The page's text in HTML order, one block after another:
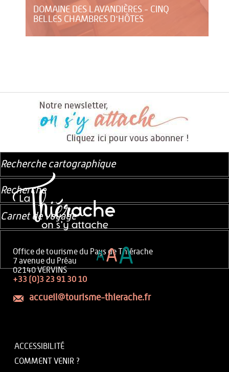
DOMAINE DES LAVANDIÈRES - CINQ
BELLES CHAMBRES D'HÔTES
Office de tourisme du Pays de Thiérache
7 avenue du Préau
02140 VERVINS
+33 (0)3 23 91 30 10
accueil@tourisme-thierache.fr
ACCESSIBILITÉ
COMMENT VENIR ?
Recherche cartographique
Recherche
Carnet de voyage
AAA